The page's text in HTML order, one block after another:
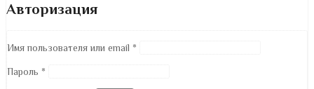
Авторизация
Имя пользователя или email *
Пароль *